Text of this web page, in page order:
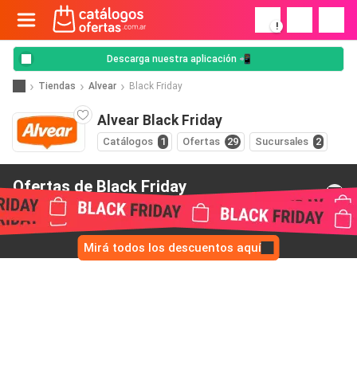
!
Descarga nuestra aplicación 📲
Tiendas Alvear Black Friday
Alvear Black Friday
Catálogos 1 Ofertas 29 Sucursales 2
Ofertas de Black Friday
de Alvear
Mirá todos los descuentos aquí